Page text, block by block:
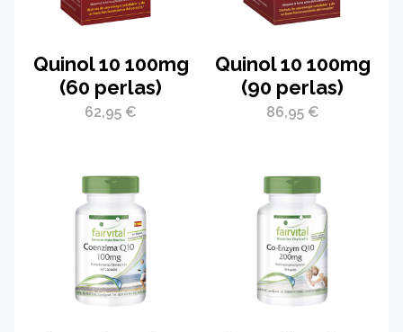
Quinol 10 100mg
(60 perlas)
62,95 €
Quinol 10 100mg
(90 perlas)
86,95 €